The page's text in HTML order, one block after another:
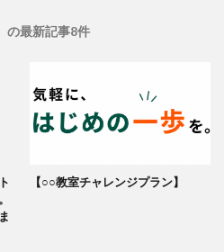
の最新記事8件
【○○教室チャレンジプラン】